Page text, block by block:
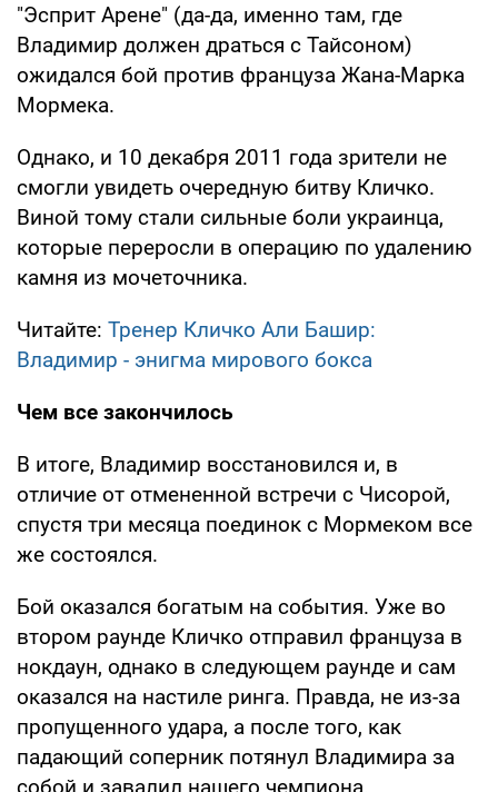
"Эсприт Арене" (да-да, именно там, где
Владимир должен драться с Тайсоном)
ожидался бой против француза Жана-Марка
Мормека.
Однако, и 10 декабря 2011 года зрители не
смогли увидеть очередную битву Кличко.
Виной тому стали сильные боли украинца,
которые переросли в операцию по удалению
камня из мочеточника.
Читайте: Тренер Кличко Али Башир:
Владимир - энигма мирового бокса
Чем все закончилось
В итоге, Владимир восстановился и, в
отличие от отмененной встречи с Чисорой,
спустя три месяца поединок с Мормеком все
же состоялся.
Бой оказался богатым на события. Уже во
втором раунде Кличко отправил француза в
нокдаун, однако в следующем раунде и сам
оказался на настиле ринга. Правда, не из-за
пропущенного удара, а после того, как
падающий соперник потянул Владимира за
собой и завалил нашего чемпиона.